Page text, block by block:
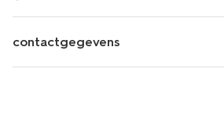
contactgegevens